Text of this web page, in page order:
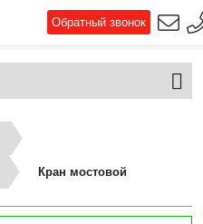
Обратный звонок
Кран мостовой